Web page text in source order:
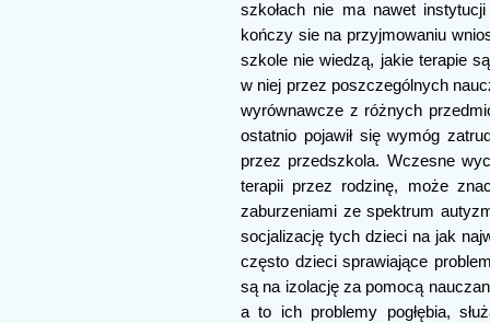
szkołach nie ma nawet
kończy sie na przyjmowaniu
szkole nie wiedzą, jakie terapie
w niej przez poszczególnych
wyrównawcze z różnych
ostatnio pojawił się wymóg
przez przedszkola. Wczesne
terapii przez rodzinę, może
zaburzeniami ze spektrum
socjalizację tych dzieci na jak
często dzieci sprawiające
są na izolację za pomocą
a to ich problemy pogłębia,